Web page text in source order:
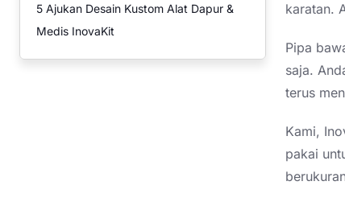
5 Ajukan Desain Kustom Alat Dapur &
Medis InovaKit
karatan.
Pipa
saja.
terus
Kami,
pakai